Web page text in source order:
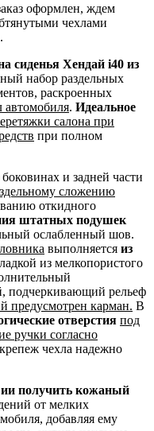
оформлен, ждем
чехлами
сиденья Хендай i40 из
набор раздельных
раскроенных
автомобиля. Идеальное
салона при
при полном
и задней части
сложению
откидного
штатных подушек
ослабленный шов.
выполняется из
из мелкопористого
подчеркивающий рельеф
предусмотрен карман. В
отверстия под
ручки согласно
чехла надежно
получить кожаный
от мелких
добавляя ему